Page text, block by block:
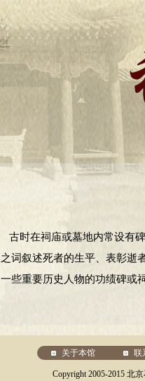
古时在祠庙或墓地内常设有
之词叙述死者的生平、表彰逝
一些重要历史人物的功绩碑或
关于本馆 联
Copyright 2005-2015 北